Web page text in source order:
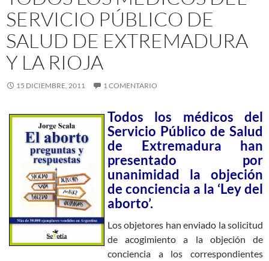
SERVICIO PÚBLICO DE
SALUD DE EXTREMADURA
Y LA RIOJA
15 DICIEMBRE, 2011 1 COMENTARIO
Todos los médicos del
Servicio Público de Salud
de Extremadura han
presentado por
unanimidad la objeción
de conciencia a la ‘Ley del
aborto’.
Los objetores han enviado la solicitud
de acogimiento a la objeción de
conciencia a los correspondientes